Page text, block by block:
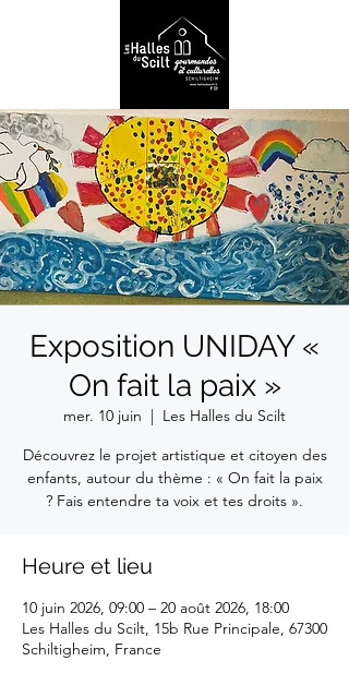
Exposition UNIDAY «
On fait la paix »
mer. 10 juin
  |
Les Halles du Scilt
Découvrez le projet artistique et citoyen des
enfants, autour du thème : « On fait la paix
? Fais entendre ta voix et tes droits ».
Heure et lieu
10 juin 2026, 09:00 – 20 août 2026, 18:00
Les Halles du Scilt, 15b Rue Principale, 67300
Schiltigheim, France